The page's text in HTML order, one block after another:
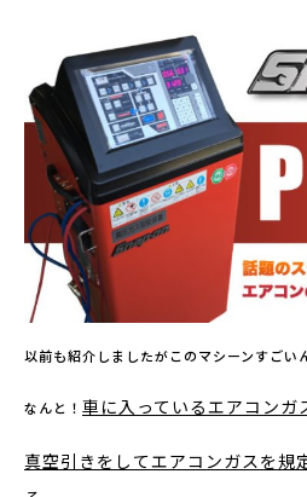
以前も紹介しましたがこのマシーンすごいん
なんと！ 車に入っているエアコンガ
真空引きをしてエアコンガスを規